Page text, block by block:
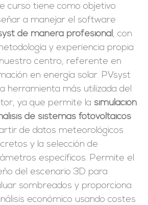
curso tiene como objetivo
a manejar el software
de manera profesional, con
y experiencia propia
centro, referente en
en energía solar. PVsyst
herramienta más utilizada del
ya que permite la simulación
de sistemas fotovoltaicos
de datos meteorológicos
y la selección de
específicos. Permite el
del escenario 3D para
sombreados y proporciona
económico usando costes